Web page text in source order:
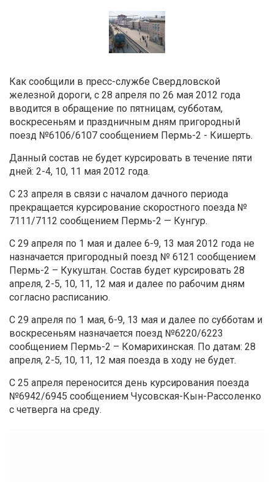
Как сообщили в пресс-службе Свердловской
железной дороги, с 28 апреля по 26 мая 2012 года
вводится в обращение по пятницам, субботам,
воскресеньям и праздничным дням пригородный
поезд №6106/6107 сообщением Пермь-2 - Кишерть.
Данный состав не будет курсировать в течение пяти
дней: 2-4, 10, 11 мая 2012 года.
С 23 апреля в связи с началом дачного периода
прекращается курсирование скоростного поезда №
7111/7112 сообщением Пермь-2 — Кунгур.
С 29 апреля по 1 мая и далее 6-9, 13 мая 2012 года не
назначается пригородный поезд № 6121 сообщением
Пермь-2 – Кукуштан. Состав будет курсировать 28
апреля, 2-5, 10, 11, 12 мая и далее по рабочим дням
согласно расписанию.
С 29 апреля по 1 мая, 6-9, 13 мая и далее по субботам и
воскресеньям назначается поезд №6220/6223
сообщением Пермь-2 – Комарихинская. По датам: 28
апреля, 2-5, 10, 11, 12 мая поезда в ходу не будет.
С 25 апреля переносится день курсирования поезда
№6942/6945 сообщением Чусовская-Кын-Рассоленко
с четверга на среду.